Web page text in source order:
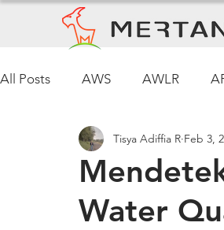
All Posts AWS AWLR
Pemantauan Cuaca
Water
Tisya Adiffia R Feb 3,